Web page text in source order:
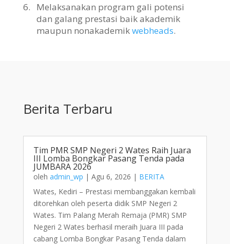
6.
Melaksanakan program gali potensi
dan galang prestasi baik akademik
maupun nonakademikwebheads.
Berita Terbaru
Tim PMR SMP Negeri 2 Wates Raih Juara
III Lomba Bongkar Pasang Tenda pada
JUMBARA 2026
oleh admin_wp | Agu 6, 2026 | BERITA
Wates, Kediri – Prestasi membanggakan kembali
ditorehkan oleh peserta didik SMP Negeri 2
Wates. Tim Palang Merah Remaja (PMR) SMP
Negeri 2 Wates berhasil meraih Juara III pada
cabang Lomba Bongkar Pasang Tenda dalam